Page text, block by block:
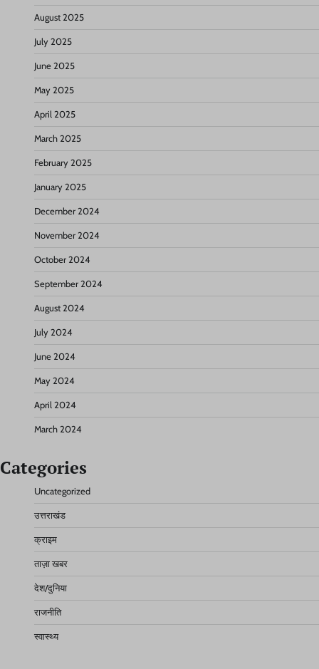
August 2025
July 2025
June 2025
May 2025
April 2025
March 2025
February 2025
January 2025
December 2024
November 2024
October 2024
September 2024
August 2024
July 2024
June 2024
May 2024
April 2024
March 2024
Categories
Uncategorized
उत्तराखंड
क्राइम
ताज़ा खबर
देश/दुनिया
राजनीति
स्वास्थ्य